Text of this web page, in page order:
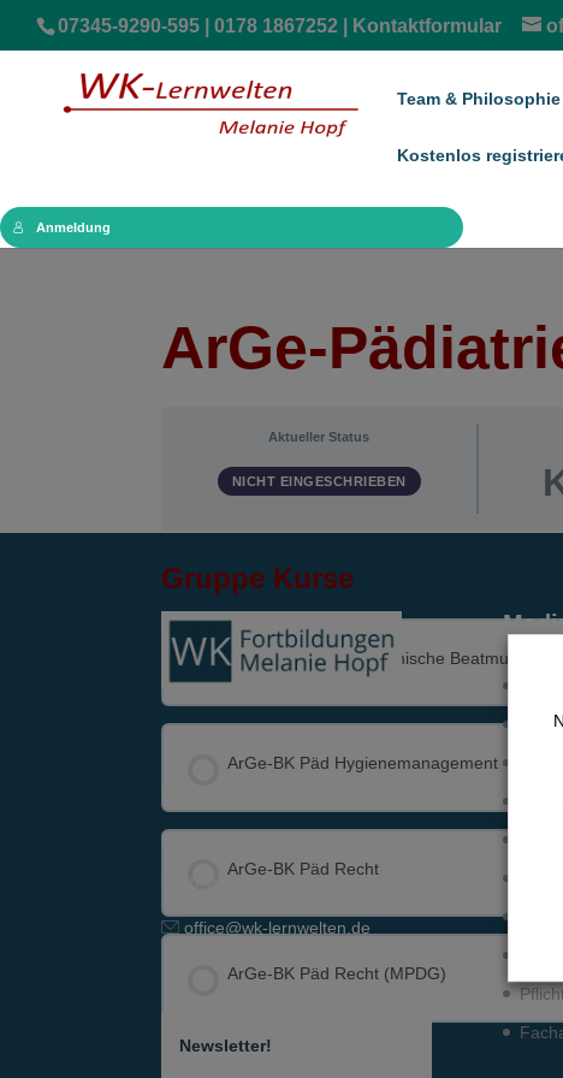
07345-9290-595 | 0178 1867252 | Kontaktformular
Team & Philosophie
Kostenlos
Anmeldung
ArGe-
Aktueller Status
NICHT EINGESCHRIEBEN
Gruppe Kurse
ArGe-BK Päd Außerklinische Beatmung
ArGe-BK Päd Hygiene­­ma­na­ge­ment
ArGe-BK Päd Recht
ArGe-BK Päd Recht (MPDG)
D-89129 Langenau
office@wk-lernwelten.de
Newsletter!